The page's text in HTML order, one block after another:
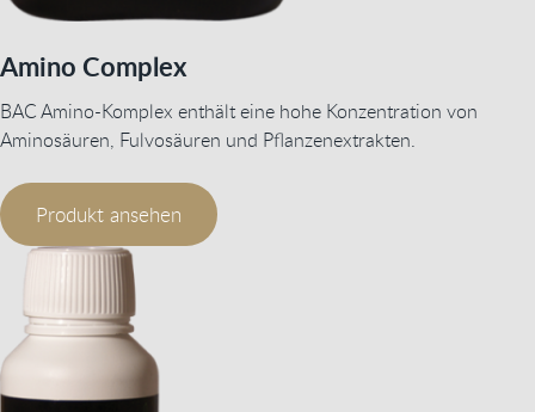
Amino Complex
BAC Amino-Komplex enthält eine hohe Konzentration von
Aminosäuren, Fulvosäuren und Pflanzenextrakten.
Produkt ansehen